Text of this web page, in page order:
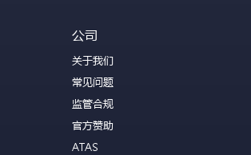
公司
关于我们
常见问题
监管合规
官方赞助
ATAS